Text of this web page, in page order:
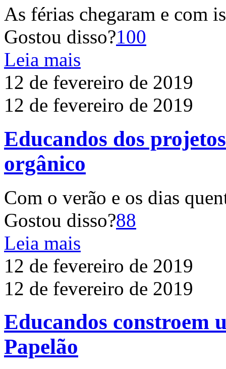
As férias chegaram e com
Gostou disso?100
Leia mais
12 de fevereiro de 2019
12 de fevereiro de 2019
Educandos dos
orgânico
Com o verão e os dias
Gostou disso?88
Leia mais
12 de fevereiro de 2019
12 de fevereiro de 2019
Educandos constroem
Papelão